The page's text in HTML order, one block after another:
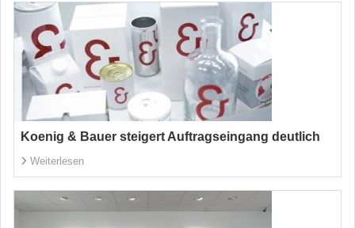
Koenig & Bauer steigert Auftragseingang deutlich
Weiterlesen